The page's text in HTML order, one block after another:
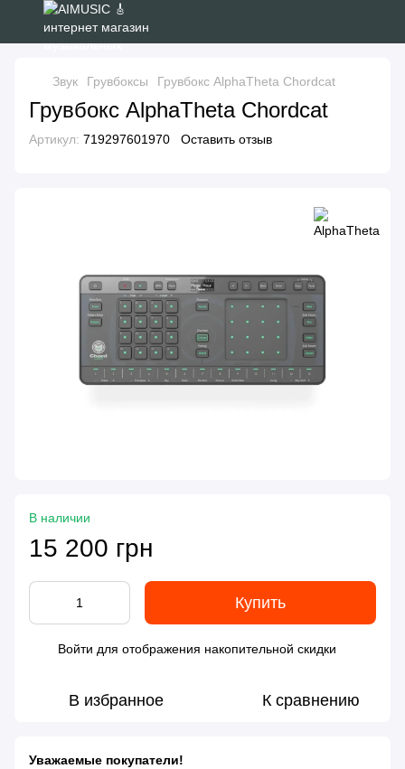
Звук Грувбоксы Грувбокс AlphaTheta Chordcat
Грувбокс AlphaTheta Chordcat
Артикул: 719297601970 Оставить отзыв
В наличии
15 200 грн
Купить
Войти для отображения накопительной скидки
В избранное К сравнению
Уважаемые покупатели!